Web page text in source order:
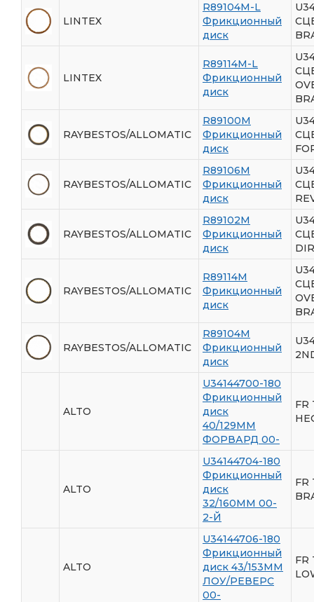
LINTEX
R89104M-L
Фрикционный
диск
LINTEX
R89114M-L
Фрикционный
диск
RAYBESTOS/ALLOMATIC
R89100M
Фрикционный
диск
RAYBESTOS/ALLOMATIC
R89106M
Фрикционный
диск
RAYBESTOS/ALLOMATIC
R89102M
Фрикционный
диск
RAYBESTOS/ALLOMATIC
R89114M
Фрикционный
диск
RAYBESTOS/ALLOMATIC
R89104M
Фрикционный
диск
ALTO
U34144700-180
Фрикционный
диск
40/129ММ
ФОРВАРД 00-
FR
ALTO
U34144704-180
Фрикционный
диск
32/160ММ 00-
2-Й
FR
ALTO
U34144706-180
Фрикционный
диск 43/153ММ
ЛОУ/РЕВЕРС
00-
FR